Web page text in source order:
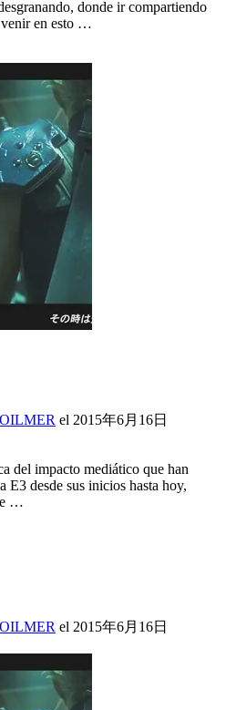
donde ir compartiendo
venir en esto …
el 2015年6月16日
del impacto mediático que han
E3 desde sus inicios hasta hoy,
…
el 2015年6月16日